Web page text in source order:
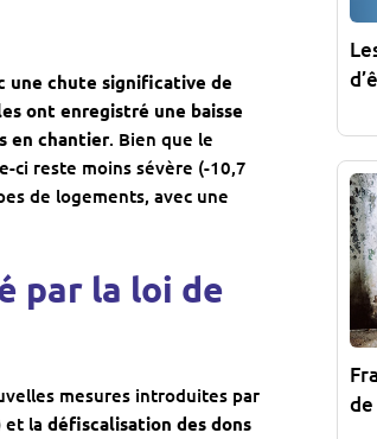
une chute significative de
ont enregistré une baisse
en chantier. Bien que le
ci reste moins sévère (-10,7
de logements, avec une
par la loi de
mesures introduites par
et la défiscalisation des dons